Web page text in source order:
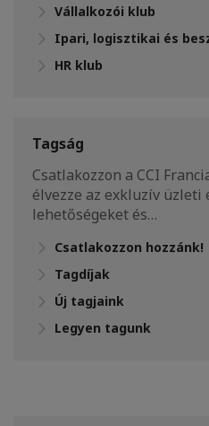
Vállalkozói klub
Ipari, logisztikai és
HR klub
Tagság
Csatlakozzon a CCI
élvezze az exkluzív
lehetőségeket és…
Csatlakozzon hozzánk!
Tagdíjak
Új tagjaink
Legyen tagunk